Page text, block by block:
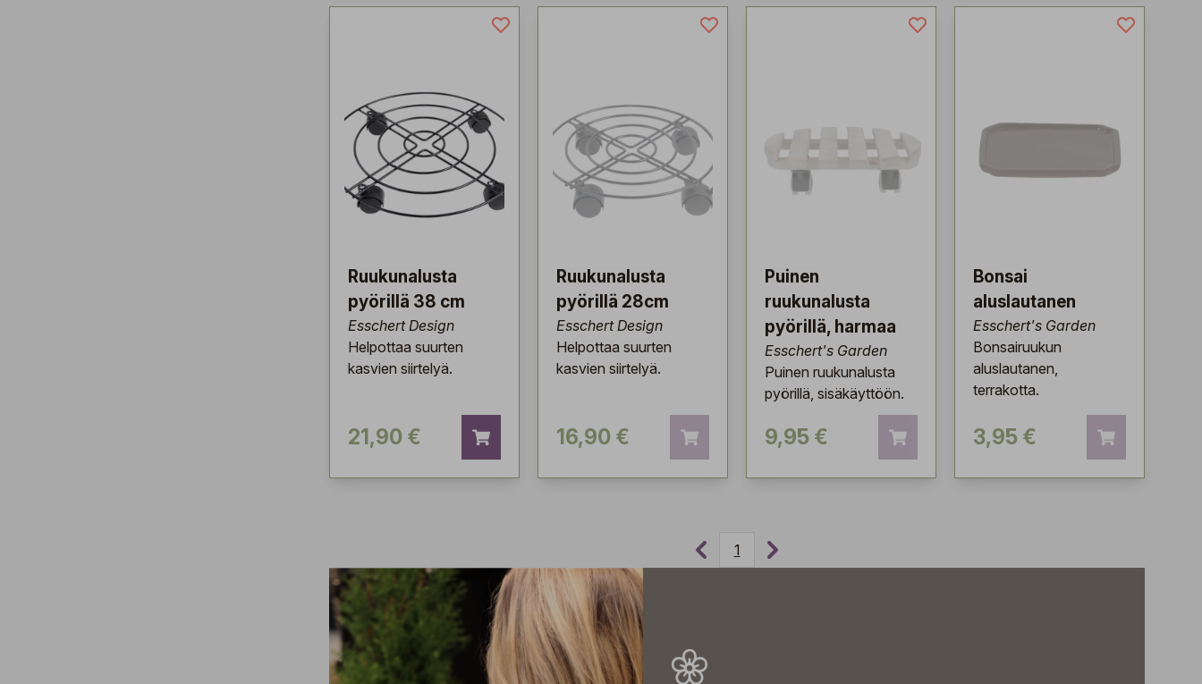
Ruukunalusta
pyörillä 38 cm
Esschert Design
Helpottaa suurten
kasvien siirtelyä.
21,90 €
Ruukunalusta
pyörillä 28cm
Esschert Design
Helpottaa suurten
kasvien siirtelyä.
16,90 €
Puinen
ruukunalusta
pyörillä, harmaa
Esschert's Garden
Puinen ruukunalusta
pyörillä, sisäkäyttöön.
9,95 €
Bonsai
aluslautanen
Esschert's Garden
Bonsairuukun
aluslautanen,
terrakotta.
3,95 €
1